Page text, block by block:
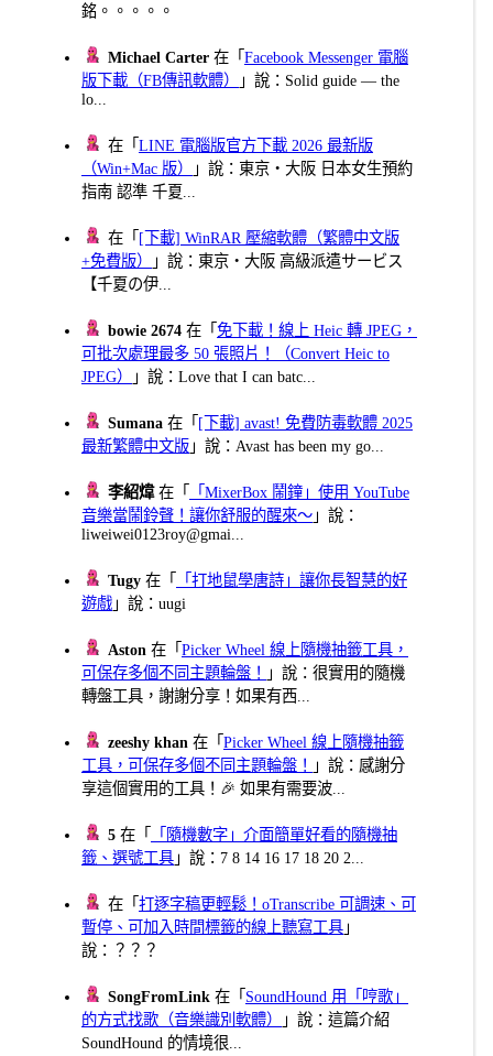
銘。。。。。
Michael Carter 在「Facebook Messenger 電腦
版下載（FB傳訊軟體）
」說：Solid guide — the
lo...
在「LINE 電腦版官方下載 2026 最新版
（Win+Mac 版）
」說：東京・大阪 日本女生預約
指南 認準 千夏...
在「 [下載] WinRAR 壓縮軟體（繁體中文版
+免費版）
」說：東京・大阪 高級派遣サービス
【千夏の伊...
bowie 2674 在「免下載！線上 Heic 轉 JPEG，
可批次處理最多 50 張照片！（Convert Heic to
JPEG）
」說：Love that I can batc...
Sumana 在「 [下載] avast! 免費防毒軟體 2025
最新繁體中文版 」說：Avast has been my go...
李紹煒在「
「MixerBox 鬧鐘」使用 YouTube
音樂當鬧鈴聲！讓你舒服的醒來～ 」說：
liweiwei0123roy@gmai...
Tugy 在「
「打地鼠學唐詩」讓你長智慧的好
遊戲 」說：uugi
Aston 在「Picker Wheel 線上隨機抽籤工具，
可保存多個不同主題輪盤！
」說：很實用的隨機
轉盤工具，謝謝分享！如果有西...
zeeshy khan 在「Picker Wheel 線上隨機抽籤
工具，可保存多個不同主題輪盤！
」說：感謝分
享這個實用的工具！🎉 如果有需要波...
5 在「
「隨機數字」介面簡單好看的隨機抽
籤、選號工具 」說：7 8 14 16 17 18 20 2...
在「打逐字稿更輕鬆！oTranscribe 可調速、可
暫停、可加入時間標籤的線上聽寫工具 」
說：？？？
SongFromLink 在「 SoundHound 用「哼歌」
的方式找歌（音樂識別軟體）
」說：這篇介紹
SoundHound 的情境很...